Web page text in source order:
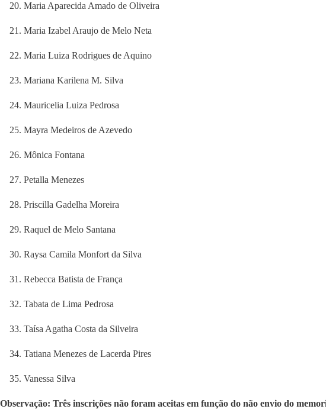
Maria Aparecida Amado de Oliveira
Maria Izabel Araujo de Melo Neta
Maria Luiza Rodrigues de Aquino
Mariana Karilena M. Silva
Mauricelia Luiza Pedrosa
Mayra Medeiros de Azevedo
Mônica Fontana
Petalla Menezes
Priscilla Gadelha Moreira
Raquel de Melo Santana
Raysa Camila Monfort da Silva
Rebecca Batista de França
Tabata de Lima Pedrosa
Taísa Agatha Costa da Silveira
Tatiana Menezes de Lacerda Pires
Vanessa Silva
Observação: Três inscrições não foram aceitas em função do não envio do